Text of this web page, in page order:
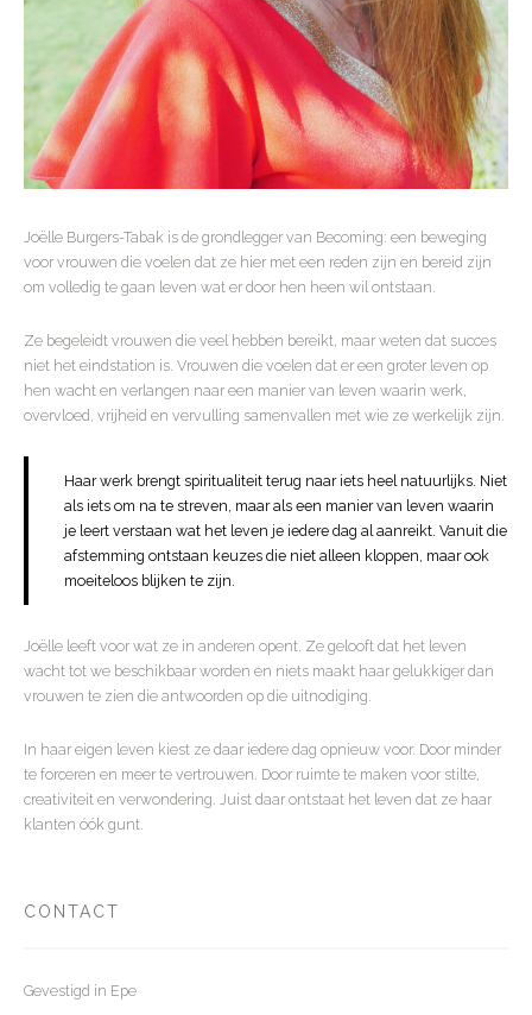
Joëlle Burgers-Tabak is de grondlegger van Becoming: een beweging
voor vrouwen die voelen dat ze hier met een reden zijn en bereid zijn
om volledig te gaan leven wat er door hen heen wil ontstaan.
Ze begeleidt vrouwen die veel hebben bereikt, maar weten dat succes
niet het eindstation is. Vrouwen die voelen dat er een groter leven op
hen wacht en verlangen naar een manier van leven waarin werk,
overvloed, vrijheid en vervulling samenvallen met wie ze werkelijk zijn.
Haar werk brengt spiritualiteit terug naar iets heel natuurlijks. Niet
als iets om na te streven, maar als een manier van leven waarin
je leert verstaan wat het leven je iedere dag al aanreikt. Vanuit die
afstemming ontstaan keuzes die niet alleen kloppen, maar ook
moeiteloos blijken te zijn.
Joëlle leeft voor wat ze in anderen opent. Ze gelooft dat het leven
wacht tot we beschikbaar worden en niets maakt haar gelukkiger dan
vrouwen te zien die antwoorden op die uitnodiging.
In haar eigen leven kiest ze daar iedere dag opnieuw voor. Door minder
te forceren en meer te vertrouwen. Door ruimte te maken voor stilte,
creativiteit en verwondering. Juist daar ontstaat het leven dat ze haar
klanten óók gunt.
CONTACT
Gevestigd in Epe